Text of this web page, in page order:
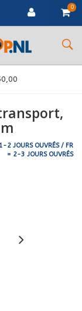
0
2 JOURS OUVRÉS / FR
= 2-3 JOURS OUVRÉS